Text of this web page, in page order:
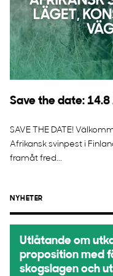
Save the date:
SAVE THE DATE!
Afrikansk svinpest i
framåt fred...
NYHETER
Utlåtande om
proposition med
skogslagen och